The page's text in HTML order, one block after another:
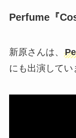
Perfume『
新原さんは、
にも出演してい